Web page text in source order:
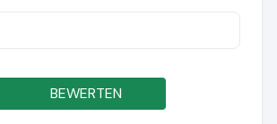
BEWERTEN